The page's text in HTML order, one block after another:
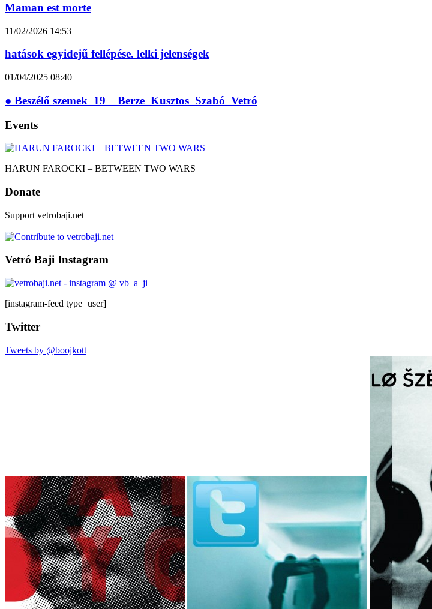
Maman est morte
11/02/2026 14:53
hatások egyidejű fellépése. lelki jelenségek
01/04/2025 08:40
● Beszélő szemek_19__Berze_Kusztos_Szabó_Vetró
Events
HARUN FAROCKI – BETWEEN TWO WARS
Donate
Support vetrobaji.net
Vetró Baji Instagram
[instagram-feed type=user]
Twitter
Tweets by @boojkott